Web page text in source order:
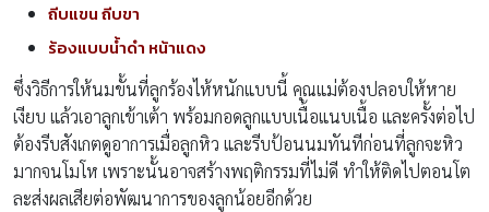
ถีบแขน ถีบขา
ร้องแบบน้ำดำ หน้าแดง
ซึ่งวิธีการให้นมขั้นที่ลูกร้องไห้หนักแบบนี้ คุณแม่ต้องปลอบให้หาย
เงียบ แล้วเอาลูกเข้าเต้า พร้อมกอดลูกแบบเนื้อแนบเนื้อ และครั้งต่อไป
ต้องรีบสังเกตดูอาการเมื่อลูกหิว และรีบป้อนนมทันทีก่อนที่ลูกจะหิว
มากจนโมโห เพราะนั้นอาจสร้างพฤติกรรมที่ไม่ดี ทำให้ติดไปตอนโต
ละส่งผลเสียต่อพัฒนาการของลูกน้อยอีกด้วย